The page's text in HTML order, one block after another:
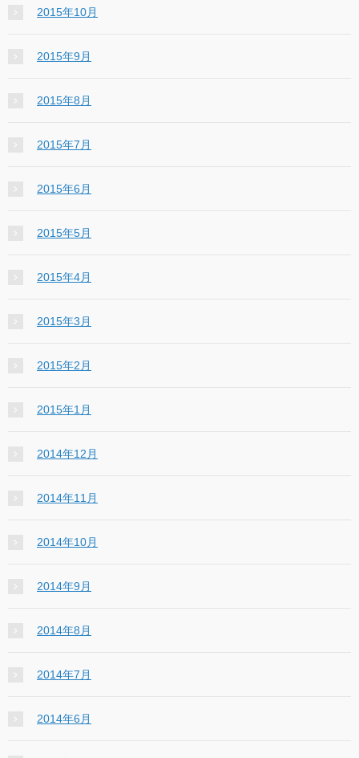
2015年10月
2015年9月
2015年8月
2015年7月
2015年6月
2015年5月
2015年4月
2015年3月
2015年2月
2015年1月
2014年12月
2014年11月
2014年10月
2014年9月
2014年8月
2014年7月
2014年6月